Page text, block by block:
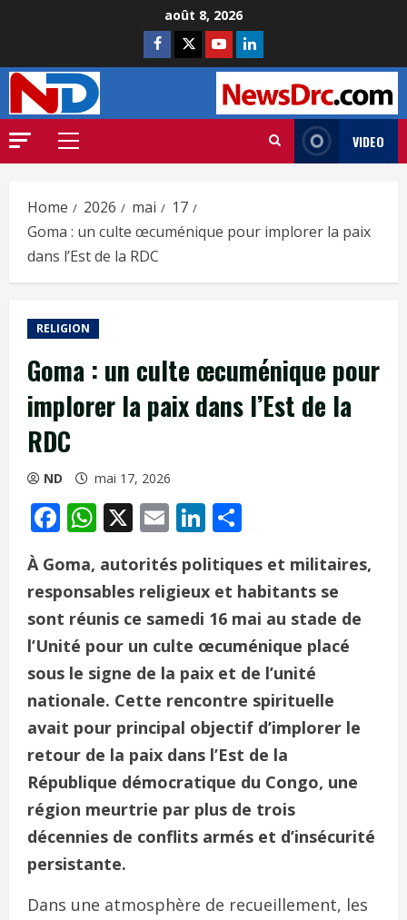
août 8, 2026
VIDEO
Home 2026 mai
17
Goma : un culte œcuménique pour implorer la paix
dans l’Est de la RDC
RELIGION
Goma : un culte œcuménique pour
implorer la paix dans l’Est de la
RDC
ND mai 17, 2026
Facebook
WhatsApp
X EmailLinkedIn
À Goma, autorités politiques et militaires,
responsables religieux et habitants se
sont réunis ce samedi 16 mai au stade de
l’Unité pour un culte œcuménique placé
sous le signe de la paix et de l’unité
nationale. Cette rencontre spirituelle
avait pour principal objectif d’implorer le
retour de la paix dans l’Est de la
République démocratique du Congo, une
région meurtrie par plus de trois
décennies de conflits armés et d’insécurité
persistante.
Dans une atmosphère de recueillement, les